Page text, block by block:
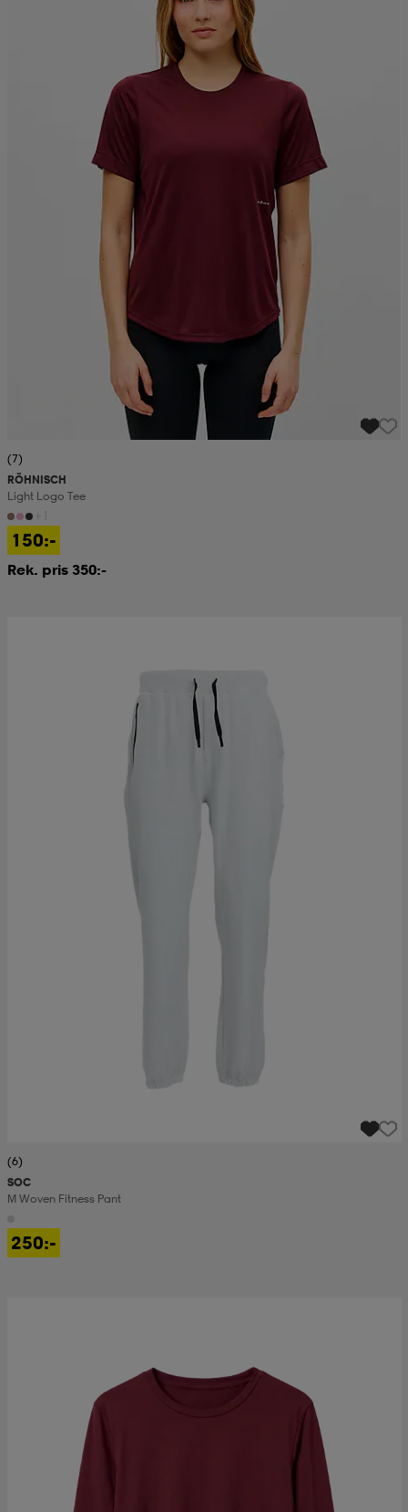
(7)
RÖHNISCH
Light Logo Tee
150:-
Rek. pris 350:-
(6)
SOC
M Woven Fitness Pant
250:-